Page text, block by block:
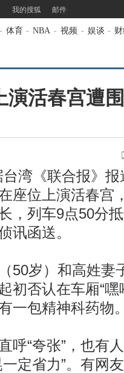
我的搜狐 邮件
- 体育 - NBA - 视频 - 娱谈 -
演活春宫遭
《联合报》报
座位上演活春宫
，列车9点50分
讯函送。
岁）和高姓妻
初否认在车厢“
一包精神科药物
“夸张”，也有
定省力”。有网